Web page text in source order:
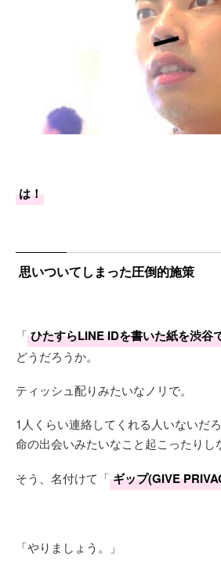
は！
思いついてしまった圧倒的施策
「 ひたすらLINE IDを書いた紙を渋谷
どうだろうか。
ティッシュ配りみたいなノリで。
1人くらい連絡してくれる人いないだ
命の出会いみたいなこと起こったりし
そう、名付けて「 ギップ(GIVE
「やりましょう。」